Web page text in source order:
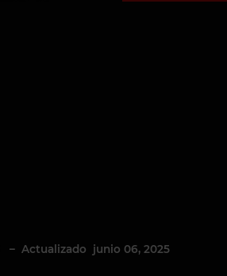
– Actualizado junio 06, 2025